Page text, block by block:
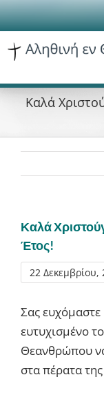
Skip
to
content
Καλά
Καλά
Έτος!
22 Δεκεμβρίου,
Σας ευχόμαστε
ευτυχισμένο
Θεανθρώπου
στα πέρατα